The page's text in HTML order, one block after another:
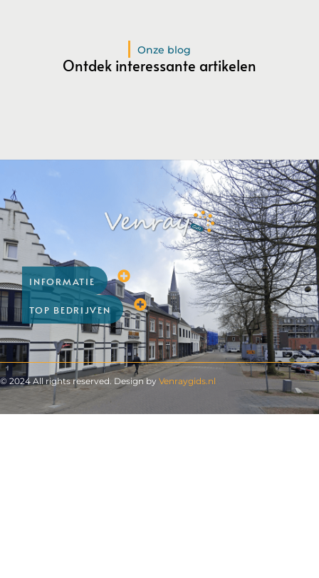
Onze blog
Ontdek interessante artikelen
INFORMATIE
TOP BEDRIJVEN
© 2024 All rights reserved. Design by Venraygids.nl